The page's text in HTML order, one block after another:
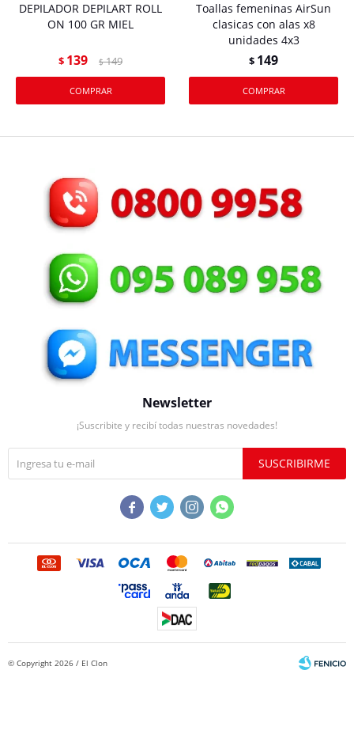
DEPILADOR DEPILART ROLL
ON 100 GR MIEL
$ 139 $ 149
Toallas femeninas AirSun
clasicas con alas x8
unidades 4x3
$ 149
Newsletter
¡Suscribite y recibí todas nuestras novedades!
SUSCRIBIRME
   
© Copyright 2026 / El Clon